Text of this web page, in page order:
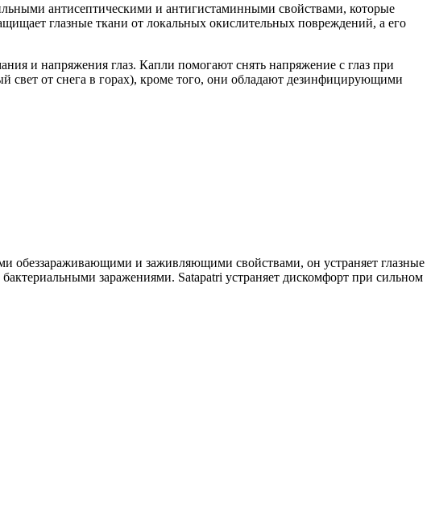
антисептическими и антигистаминными свойствами, которые
глазные ткани от локальных окислительных повреждений, а его
и напряжения глаз. Капли помогают снять напряжение с глаз при
свет от снега в горах), кроме того, они обладают дезинфицирующими
обеззараживающими и заживляющими свойствами, он устраняет глазные
заражениями. Satapatri устраняет дискомфорт при сильном